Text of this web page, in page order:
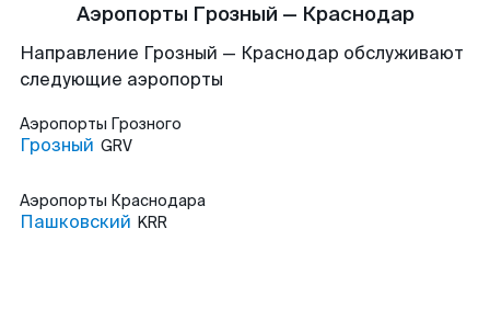
Аэропорты Грозный — Краснодар
Направление Грозный — Краснодар обслуживают
следующие аэропорты
Аэропорты Грозного
Грозный GRV
Аэропорты Краснодара
Пашковский KRR